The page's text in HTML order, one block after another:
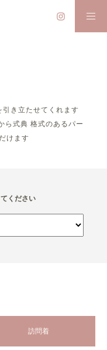
き立たせてくれます
ら式典 格式のあるパー
けます
ください
訪問着